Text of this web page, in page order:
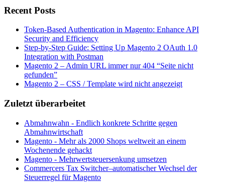
Recent Posts
Token-Based Authentication in Magento: Enhance API
Security and Efficiency
Step-by-Step Guide: Setting Up Magento 2 OAuth 1.0
Integration with Postman
Magento 2 – Admin URL immer nur 404 “Seite nicht
gefunden”
Magento 2 – CSS / Template wird nicht angezeigt
Zuletzt überarbeitet
Abmahnwahn - Endlich konkrete Schritte gegen
Abmahnwirtschaft
Magento - Mehr als 2000 Shops weltweit an einem
Wochenende gehackt
Magento - Mehrwertsteuersenkung umsetzen
Commercers Tax Switcher–automatischer Wechsel der
Steuerregel für Magento